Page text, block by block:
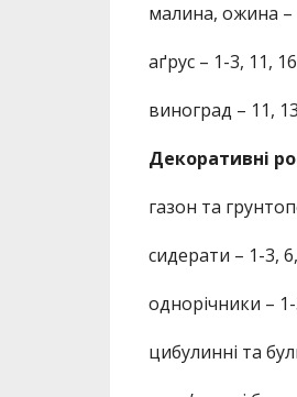
малина, ожина –
аґрус – 1-3, 11,
виноград – 11,
Декоративні
газон та
сидерати – 1-3,
однорічники –
цибулинні та